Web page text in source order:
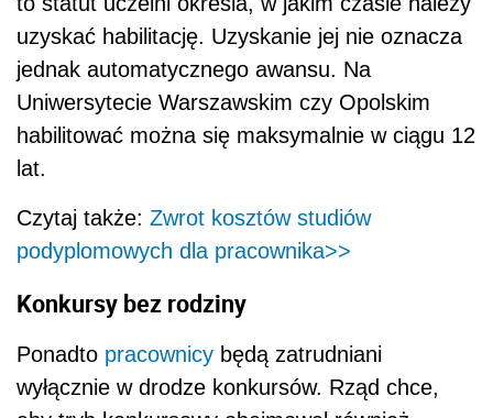
uzyskać habilitację. Uzyskanie jej nie oznacza
jednak automatycznego awansu. Na
Uniwersytecie Warszawskim czy Opolskim
habilitować można się maksymalnie w ciągu 12
lat.
Czytaj także: Zwrot kosztów studiów
podyplomowych dla pracownika>>
Konkursy bez rodziny
Ponadto pracownicy będą zatrudniani
wyłącznie w drodze konkursów. Rząd chce,